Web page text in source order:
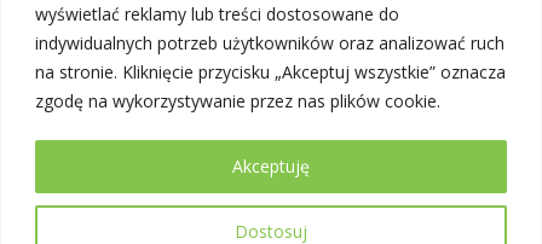
wyświetlać reklamy lub treści dostosowane do
indywidualnych potrzeb użytkowników oraz analizować ruch
na stronie. Kliknięcie przycisku „Akceptuj wszystkie” oznacza
zgodę na wykorzystywanie przez nas plików cookie.
Dostosuj
Akceptuję
Rejestracja elektroniczna:
e-rejestracja
Infolinia telefoniczna:
12 42 87 300
© 2026 Małopolski Szpital Ortopedyczno-Rehabilitacyjny im. prof.